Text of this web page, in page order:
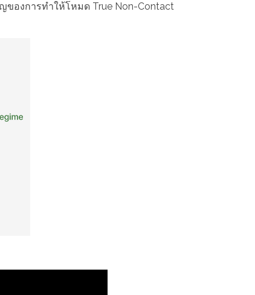
องการทำให้โหมด True Non-Contact